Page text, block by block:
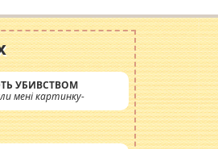
УБИВСТВОМ
мені картинку-